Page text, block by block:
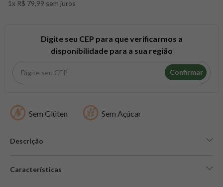
1x R$ 79,99 sem juros
Digite seu CEP para que verificarmos a
disponibilidade para a sua região
Confirmar
Sem Glúten Sem Açúcar
Descrição
Características
8º maca peruana
creatina mundo verde